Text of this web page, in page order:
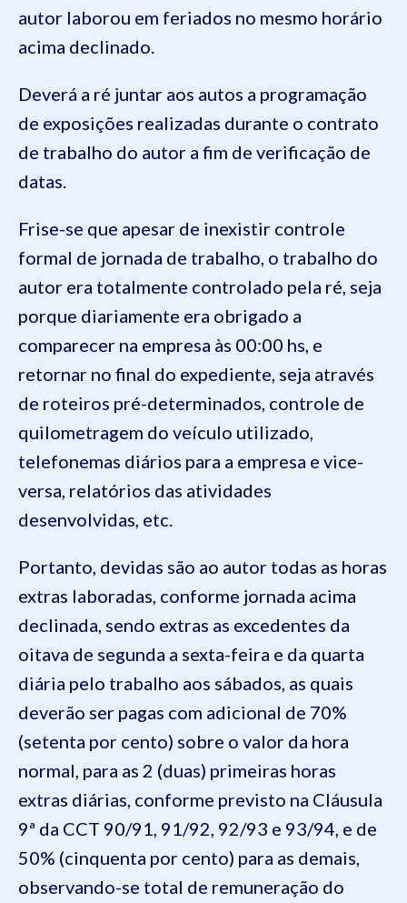
autor laborou em feriados no mesmo horário
acima declinado.
Deverá a ré juntar aos autos a programação
de exposições realizadas durante o contrato
de trabalho do autor a fim de verificação de
datas.
Frise-se que apesar de inexistir controle
formal de jornada de trabalho, o trabalho do
autor era totalmente controlado pela ré, seja
porque diariamente era obrigado a
comparecer na empresa às 00:00 hs, e
retornar no final do expediente, seja através
de roteiros pré-determinados, controle de
quilometragem do veículo utilizado,
telefonemas diários para a empresa e vice-
versa, relatórios das atividades
desenvolvidas, etc.
Portanto, devidas são ao autor todas as horas
extras laboradas, conforme jornada acima
declinada, sendo extras as excedentes da
oitava de segunda a sexta-feira e da quarta
diária pelo trabalho aos sábados, as quais
deverão ser pagas com adicional de 70%
(setenta por cento) sobre o valor da hora
normal, para as 2 (duas) primeiras horas
extras diárias, conforme previsto na Cláusula
9ª da CCT 90/91, 91/92, 92/93 e 93/94, e de
50% (cinquenta por cento) para as demais,
observando-se total de remuneração do